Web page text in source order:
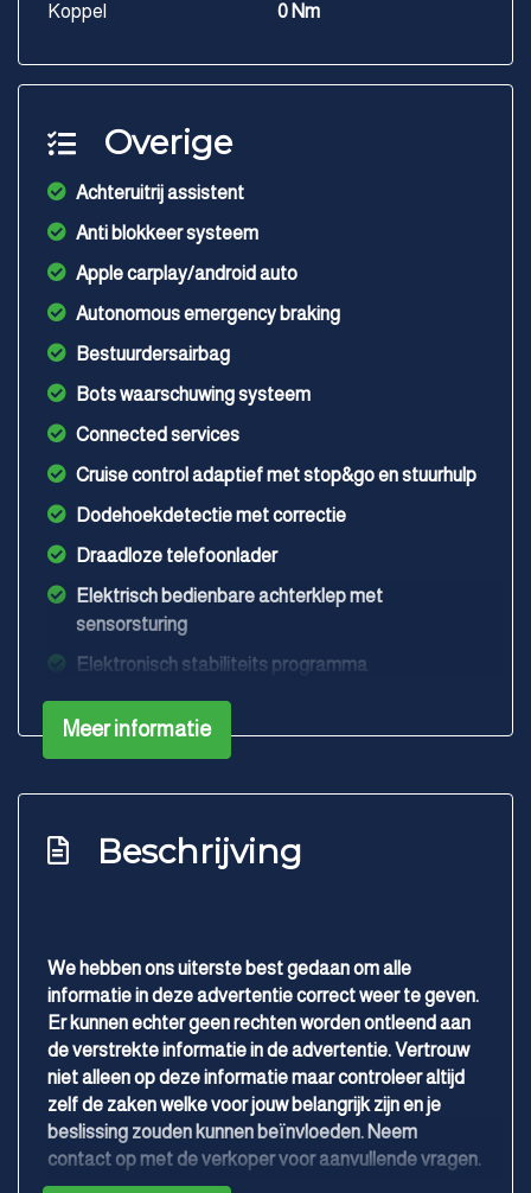
Koppel
0 Nm
Overige
Achteruitrij assistent
Anti blokkeer systeem
Apple carplay/android auto
Autonomous emergency braking
Bestuurdersairbag
Bots waarschuwing systeem
Connected services
Cruise control adaptief met stop&go en stuurhulp
Dodehoekdetectie met correctie
Draadloze telefoonlader
Elektrisch bedienbare achterklep met
sensorsturing
Elektronisch stabiliteits programma
Hoofd airbag(s) achter
Oplaadmogelijkheid
Rondomzicht camera
Uitwijk assistent
Vervolgbotsing preventie
Volledig digitaal instrumentenpaneel
Zij airbag(s) voor
Meer informatie
Beschrijving
We hebben ons uiterste best gedaan om alle
informatie in deze advertentie correct weer te geven.
Er kunnen echter geen rechten worden ontleend aan
de verstrekte informatie in de advertentie. Vertrouw
niet alleen op deze informatie maar controleer altijd
zelf de zaken welke voor jouw belangrijk zijn en je
beslissing zouden kunnen beïnvloeden. Neem
contact op met de verkoper voor aanvullende vragen.